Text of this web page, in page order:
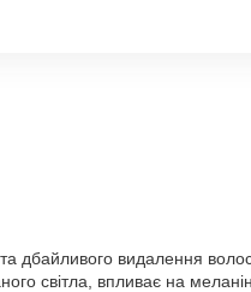
дбайливого видалення
світла, впливає на